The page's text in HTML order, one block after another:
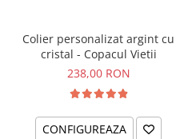
Colier personalizat argint cu
cristal - Copacul Vietii
238,00 RON
CONFIGUREAZA